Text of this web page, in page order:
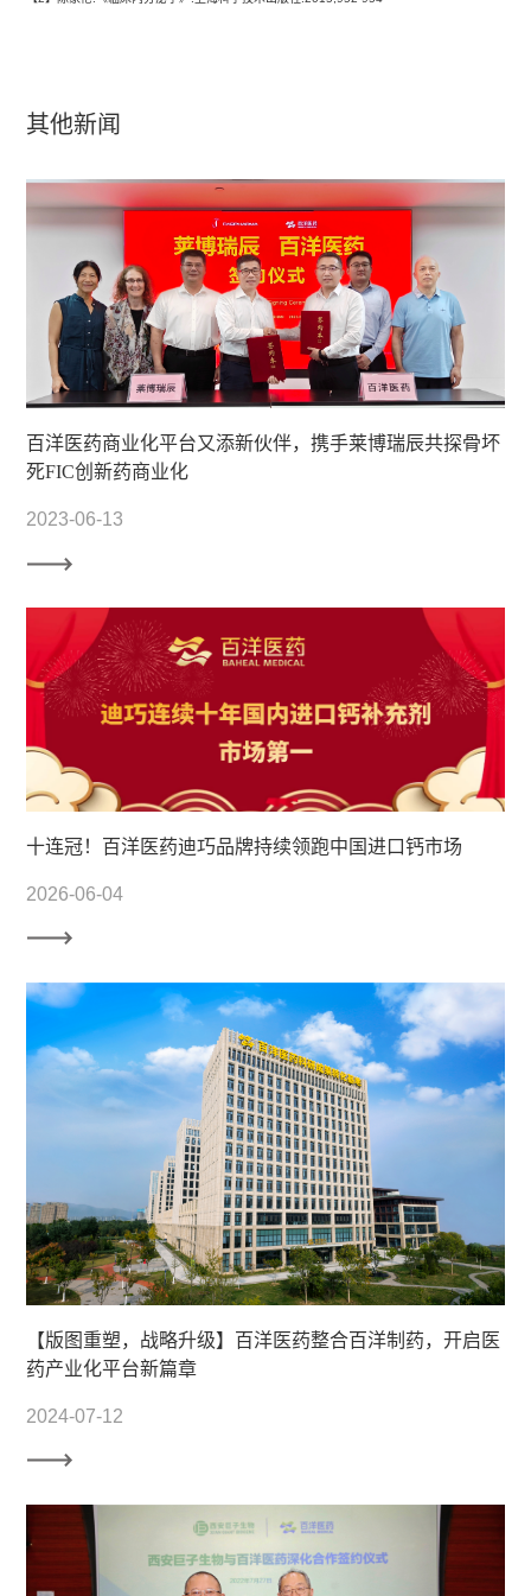
其他新闻
百洋医药商业化平台又添新伙伴，携手莱博瑞辰共探骨坏
死FIC创新药商业化
2023-06-13
十连冠！百洋医药迪巧品牌持续领跑中国进口钙市场
2026-06-04
【版图重塑，战略升级】百洋医药整合百洋制药，开启医
药产业化平台新篇章
2024-07-12